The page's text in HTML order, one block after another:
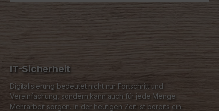
IT-Sicherheit
Digitalisierung bedeutet nicht nur Fortschritt und
Vereinfachung, sondern kann auch für jede Menge
Mehrarbeit sorgen. In der heutigen Zeit ist bereits ein